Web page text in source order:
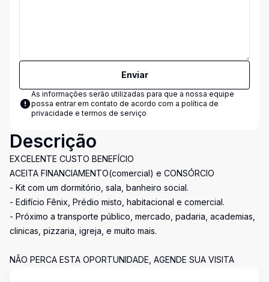
Enviar
As informações serão utilizadas para que a nossa equipe
possa entrar em contato de acordo com a política de
privacidade e termos de serviço
Descrição
EXCELENTE CUSTO BENEFÍCIO
ACEITA FINANCIAMENTO(comercial) e CONSÓRCIO
- Kit com um dormitório, sala, banheiro social.
- Edifício Fênix, Prédio misto, habitacional e comercial.
- Próximo a transporte público, mercado, padaria, academias,
clinicas, pizzaria, igreja, e muito mais.
NÃO PERCA ESTA OPORTUNIDADE, AGENDE SUA VISITA